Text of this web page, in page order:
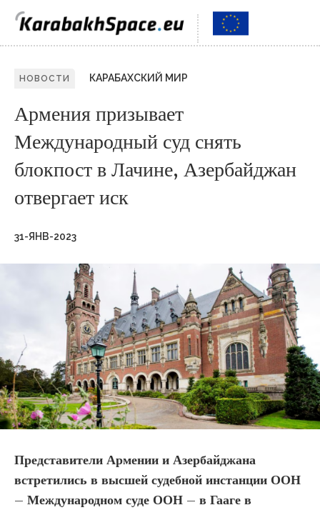
НОВОСТИ КАРАБАХСКИЙ МИР
Армения призывает
Международный суд снять
блокпост в Лачине, Азербайджан
отвергает иск
31-ЯНВ-2023
Представители Армении и Азербайджана
встретились в высшей судебной инстанции ООН
– Международном суде ООН – в Гааге в